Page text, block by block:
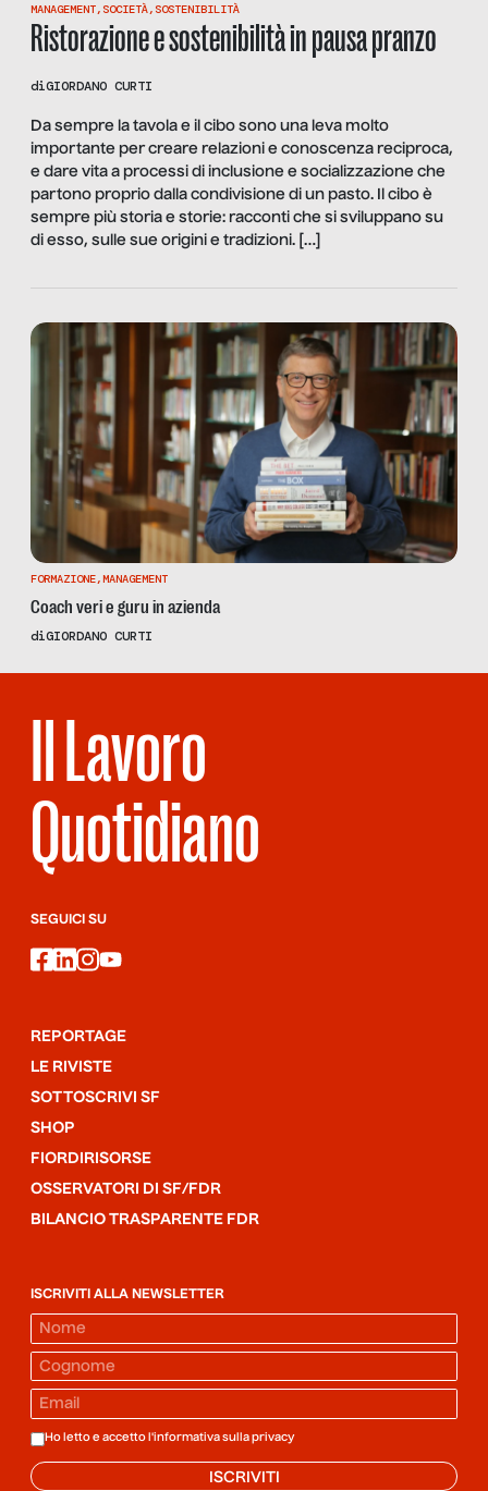
MANAGEMENT, SOCIETÀ, SOSTENIBILITÀ
Ristorazione e sostenibilità in pausa pranzo
diGIORDANO CURTI
Da sempre la tavola e il cibo sono una leva molto
importante per creare relazioni e conoscenza reciproca,
e dare vita a processi di inclusione e socializzazione che
partono proprio dalla condivisione di un pasto. Il cibo è
sempre più storia e storie: racconti che si sviluppano su
di esso, sulle sue origini e tradizioni. […]
FORMAZIONE,MANAGEMENT
Coach veri e guru in azienda
diGIORDANO CURTI
Il Lavoro
Quotidiano
SEGUICI SU
facebook
linkedin
instagram
youtube
REPORTAGE
LE RIVISTE
SOTTOSCRIVI SF
SHOP
FIORDIRISORSE
OSSERVATORI DI SF/FDR
BILANCIO TRASPARENTE FDR
ISCRIVITI ALLA NEWSLETTER
Ho letto e accetto l'informativa sulla privacy
ISCRIVITI